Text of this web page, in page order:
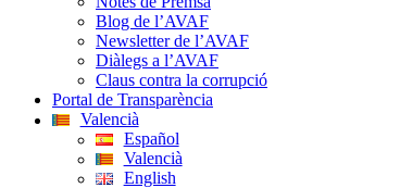
Blog de l’AVAF
Newsletter de l’AVAF
Diàlegs a l’AVAF
Claus contra la corrupció
Portal de Transparència
Valencià
Español
Valencià
English